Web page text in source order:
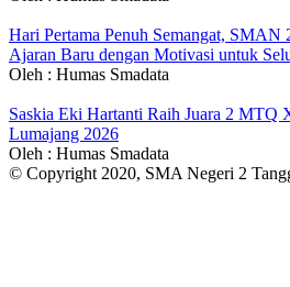
Hari Pertama Penuh Semangat, SMAN
Ajaran Baru dengan Motivasi untuk
Oleh : Humas Smadata
Saskia Eki Hartanti Raih Juara 2
Lumajang 2026
Oleh : Humas Smadata
© Copyright 2020, SMA Negeri 2